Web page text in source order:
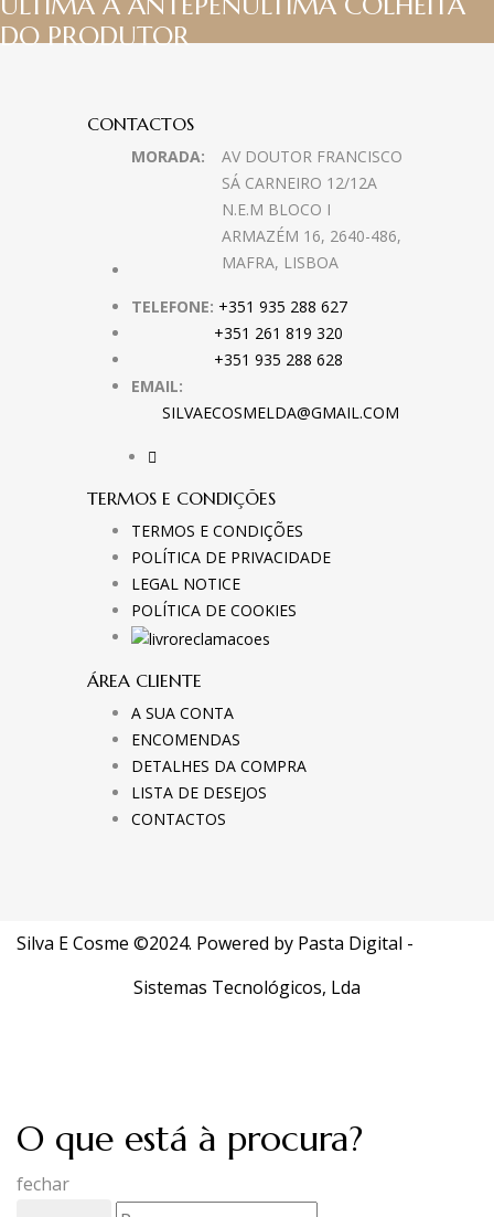
DO PRODUTOR
CONTACTOS
MORADA:
AV DOUTOR FRANCISCO
SÁ CARNEIRO 12/12A
N.E.M BLOCO I
ARMAZÉM 16, 2640-486,
MAFRA, LISBOA
TELEFONE: +351 935 288 627
+351 261 819 320
+351 935 288 628
EMAIL:
SILVAECOSMELDA@GMAIL.COM
TERMOS E CONDIÇÕES
TERMOS E CONDIÇÕES
POLÍTICA DE PRIVACIDADE
LEGAL NOTICE
POLÍTICA DE COOKIES
ÁREA CLIENTE
A SUA CONTA
ENCOMENDAS
DETALHES DA COMPRA
LISTA DE DESEJOS
CONTACTOS
Silva E Cosme ©2024. Powered by Pasta Digital -
Sistemas Tecnológicos, Lda
O que está à procura?
fechar